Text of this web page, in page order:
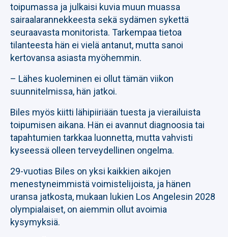
toipumassa ja julkaisi kuvia muun muassa
sairaalarannekkeesta sekä sydämen sykettä
seuraavasta monitorista. Tarkempaa tietoa
tilanteesta hän ei vielä antanut, mutta sanoi
kertovansa asiasta myöhemmin.
– Lähes kuoleminen ei ollut tämän viikon
suunnitelmissa, hän jatkoi.
Biles myös kiitti lähipiiriään tuesta ja vierailuista
toipumisen aikana. Hän ei avannut diagnoosia tai
tapahtumien tarkkaa luonnetta, mutta vahvisti
kyseessä olleen terveydellinen ongelma.
29-vuotias Biles on yksi kaikkien aikojen
menestyneimmistä voimistelijoista, ja hänen
uransa jatkosta, mukaan lukien Los Angelesin 2028
olympialaiset, on aiemmin ollut avoimia
kysymyksiä.